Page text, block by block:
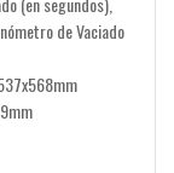
de Vaciado